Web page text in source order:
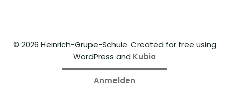
© 2026 Heinrich-Grupe-Schule. Created for free using
WordPress and Kubio
Anmelden